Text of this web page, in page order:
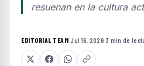
resuenan en la cultura
EDITORIAL TEAM·Jul 16, 2026·3 min de